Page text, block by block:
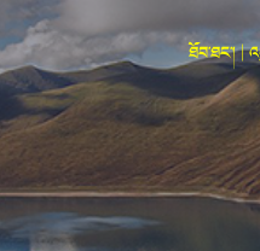
ཐོབ་ཐང་། |